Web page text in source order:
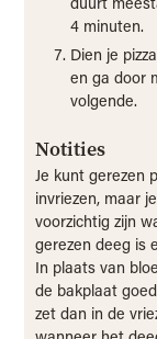
4 minuten.
Dien je
en ga door
volgende.
Notities
Je kunt gerezen
invriezen, maar
voorzichtig zijn
gerezen deeg is
In plaats van
de bakplaat
zet dan in de